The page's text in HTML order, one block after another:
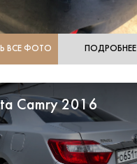
ВСЕ ФОТО ПОДРОБНЕЕ
Camry 2016